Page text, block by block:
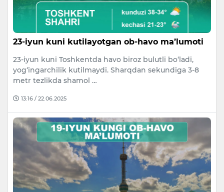
23-iyun kuni kutilayotgan ob-havo ma’lumoti
23-iyun kuni Toshkentda havo biroz bulutli bo‘ladi,
yog‘ingarchilik kutilmaydi. Sharqdan sekundiga 3-8
metr tezlikda shamol …
13:16 / 22.06.2025